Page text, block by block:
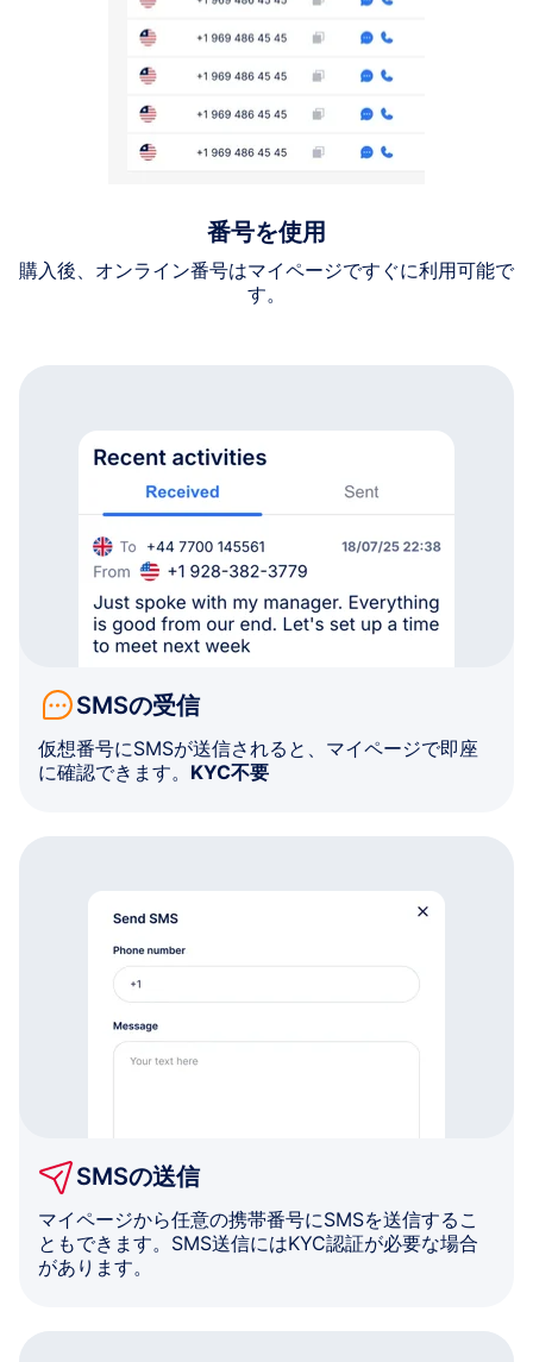
番号を使用
購入後、オンライン番号はマイページですぐに利用可能で
す。
SMSの受信
仮想番号にSMSが送信されると、マイページで即座
に確認できます。 KYC不要
SMSの送信
マイページから任意の携帯番号にSMSを送信するこ
ともできます。SMS送信にはKYC認証が必要な場合
があります。